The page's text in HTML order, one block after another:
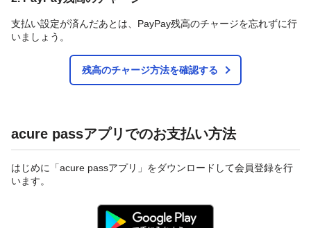
支払い設定が済んだあとは、PayPay残高のチャージを忘れずに行
いましょう。
残高のチャージ方法を確認する
acure passアプリでのお支払い方法
はじめに「acure passアプリ」をダウンロードして会員登録を行
います。